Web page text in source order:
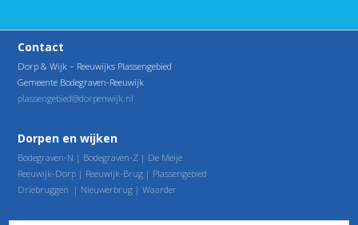
Contact
Dorp & Wijk – Reeuwijks Plassengebied
Gemeente Bodegraven-Reeuwijk
plassengebied@dorpenwijk.nl
Dorpen en wijken
Bodegraven-N | Bodegraven-Z | De Meije
Reeuwijk-Dorp | Reeuwijk-Brug | Plassengebied
Driebruggen | Nieuwerbrug |Waarder